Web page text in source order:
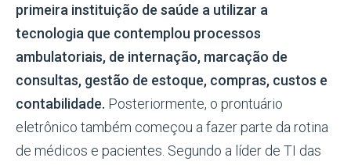
primeira instituição de saúde a utilizar a
tecnologia que contemplou processos
ambulatoriais, de internação, marcação de
consultas, gestão de estoque, compras, custos e
contabilidade. Posteriormente, o prontuário
eletrônico também começou a fazer parte da rotina
de médicos e pacientes. Segundo a líder de TI das